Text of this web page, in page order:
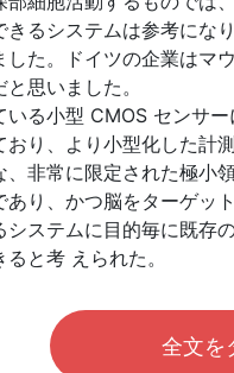
るシステムは参考に
た。ドイツの企業は
思いました。
る小型 CMOS センサ
り、より小型化した
非常に限定された極
り、かつ脳をターゲ
ステムに目的毎に既
と考 えられた。
全文を